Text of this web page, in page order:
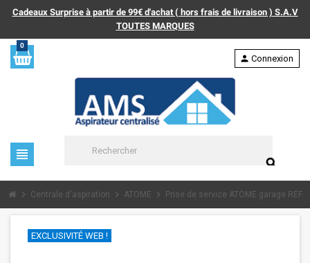
Cadeaux Surprise à partir de 99€ d'achat ( hors frais de livraison ) S.A.V
TOUTES MARQUES
0
view_headline
search
person Connexion
chevron_right Centrale d'aspiration chevron_right ATOME chevron_right Prise de service ATOME garage REF
EXCLUSIVITÉ WEB !